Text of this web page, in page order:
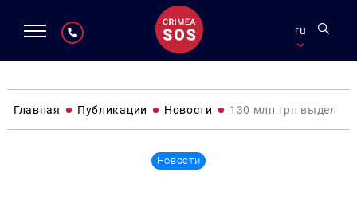
ru
Главная Публикации Новости 130 млн грн
Новости